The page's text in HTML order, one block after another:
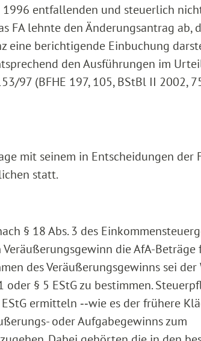
1996 entfallenden und steuerlich
FA lehnte den Änderungsantrag ab,
eine berichtigende Einbuchung
den Ausführungen im
97 (BFHE 197, 105, BStBl II 2002,
mit seinem in Entscheidungen der
statt.
§ 18 Abs. 3 des
die AfA-
des Veräußerungsgewinns sei der
oder § 5 EStG zu bestimmen.
ermitteln ‑‑wie es der frühere
oder Aufgabegewinns zum